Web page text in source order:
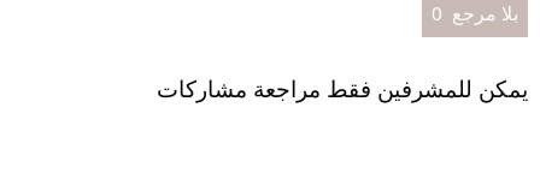
بلا مرجع 0
يمكن للمشرفين فقط مراجعة مشاركات